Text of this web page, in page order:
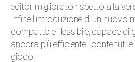
editor migliorato rispetto alla
Infine l’introduzione di un nuovo
compatto e flessibile, capace di
ancora più efficiente i contenuti
gioco.